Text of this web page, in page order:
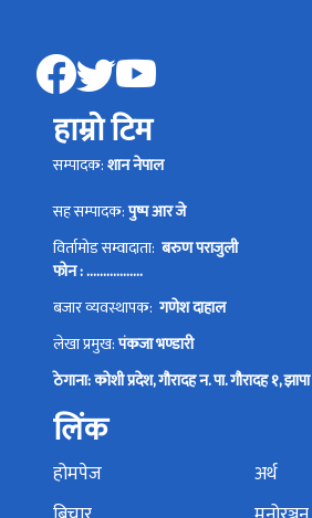
हाम्रो टिम
सम्पादक:शान नेपाल
सह सम्पादक:पुष्प आर जे
विर्तामोड सम्वादाता: बरुण पराजुली
फोन : .................
बजार व्यवस्थापक: गणेश दाहाल
लेखा प्रमुख:पंकजा भण्डारी
ठेगाना: कोशी प्रदेश, गौरादह न. पा. गौरादह १, झापा
लिंक
होमपेज
अर्थ